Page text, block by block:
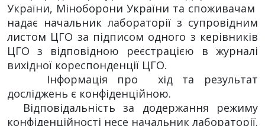
України, Міноборони України та споживачам
надає начальник лабораторії з супровідним
листом ЦГО за підписом одного з керівників
ЦГО з відповідною реєстрацією в журналі
вихідної кореспонденції ЦГО.
Інформація про хід та результат
досліджень є конфіденційною.
Відповідальність за додержання режиму
конфіденційності несе начальник лабораторії.